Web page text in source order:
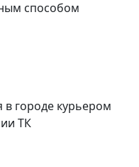
способом
в городе курьером
ТК